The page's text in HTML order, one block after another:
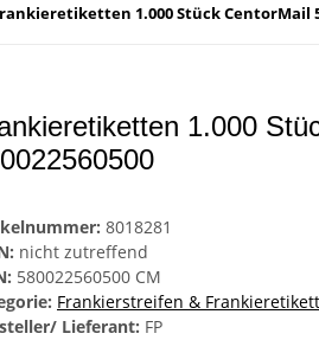
1.000 Stück CentorMail
1.000
8018281
nicht zutreffend
580022560500 CM
Frankierstreifen &
Lieferant: FP